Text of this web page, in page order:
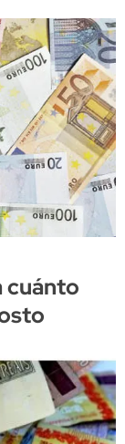
cuánto